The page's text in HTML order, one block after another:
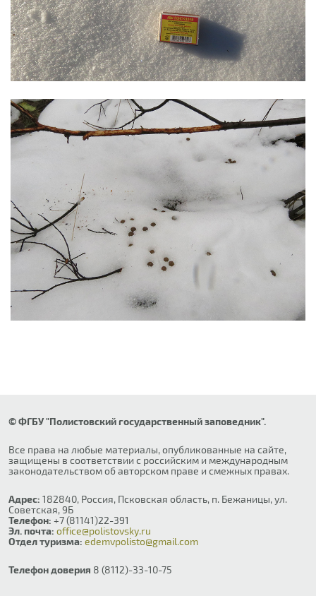
© ФГБУ "Полистовский государственный заповедник".
Все права на любые материалы, опубликованные на сайте,
защищены в соответствии с российским и международным
законодательством об авторском праве и смежных правах.
Адрес: 182840, Россия, Псковская область, п. Бежаницы, ул.
Советская, 9Б
Телефон: +7 (81141)22-391
Эл. почта: office@polistovsky.ru
Отдел туризма: edemvpolisto@gmail.com
Телефон доверия 8 (8112)-33-10-75